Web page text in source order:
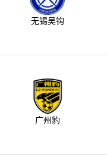
无锡吴钩
广州豹